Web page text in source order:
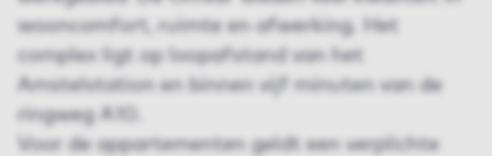
wooncomfort, ruimte en afwerking. Het
complex ligt op loopafstand van het
Amstelstation en binnen vijf minuten van de
ringweg A10.
Voor de appartementen geldt een verplichte